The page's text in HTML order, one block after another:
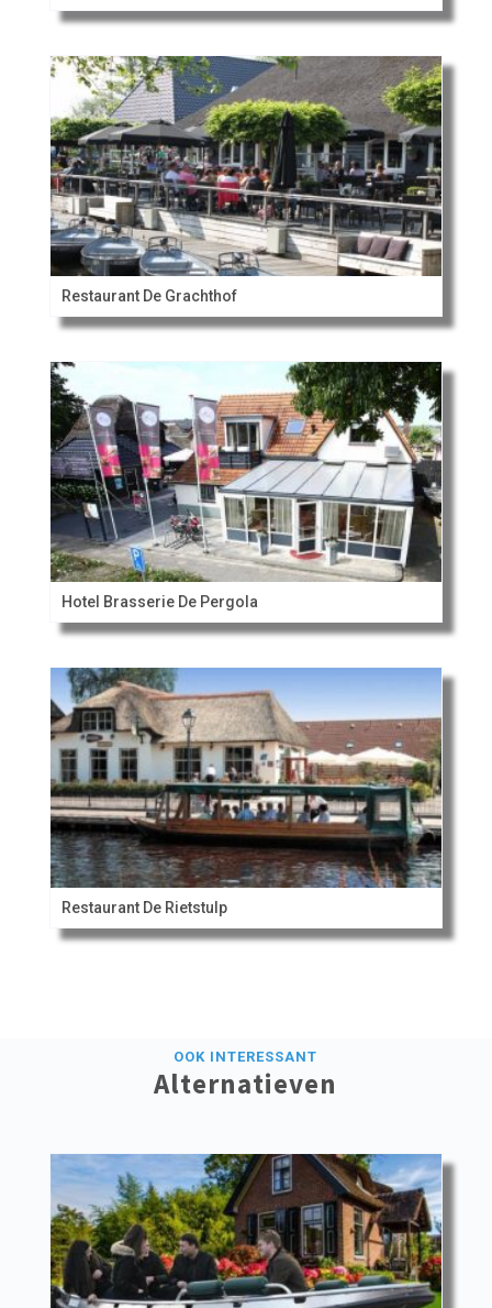
Restaurant De Grachthof
Hotel Brasserie De Pergola
Restaurant De Rietstulp
OOK INTERESSANT
Alternatieven